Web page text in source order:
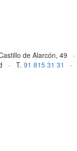
de Alarcón, 49 ·
· T. 91 815 31 31
·